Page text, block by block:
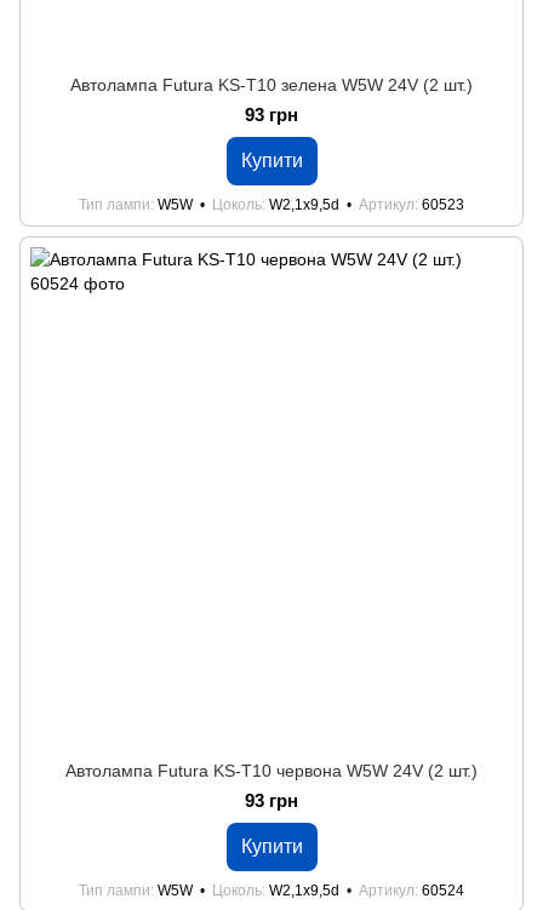
Автолампа Futura KS-Т10 зелена W5W 24V (2 шт.)
93 грн
Купити
Тип лампи W5W Цоколь W2,1x9,5d Артикул 60523
Автолампа Futura KS-Т10 червона W5W 24V (2 шт.)
93 грн
Купити
Тип лампи W5W Цоколь W2,1x9,5d Артикул 60524